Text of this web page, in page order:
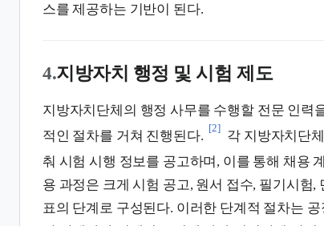
스를 제공하는 기반이 된다.
4.지방자치 행정 및 시험 제도
지방자치단체의 행정 사무를 수행할 전문 인력
적인 절차를 거쳐 진행된다.
[2]
각 지방자치단
춰 시험 시행 정보를 공고하며, 이를 통해 채용
용 과정은 크게 시험 공고, 원서 접수, 필기시험,
표의 단계로 구성된다. 이러한 단계적 절차는